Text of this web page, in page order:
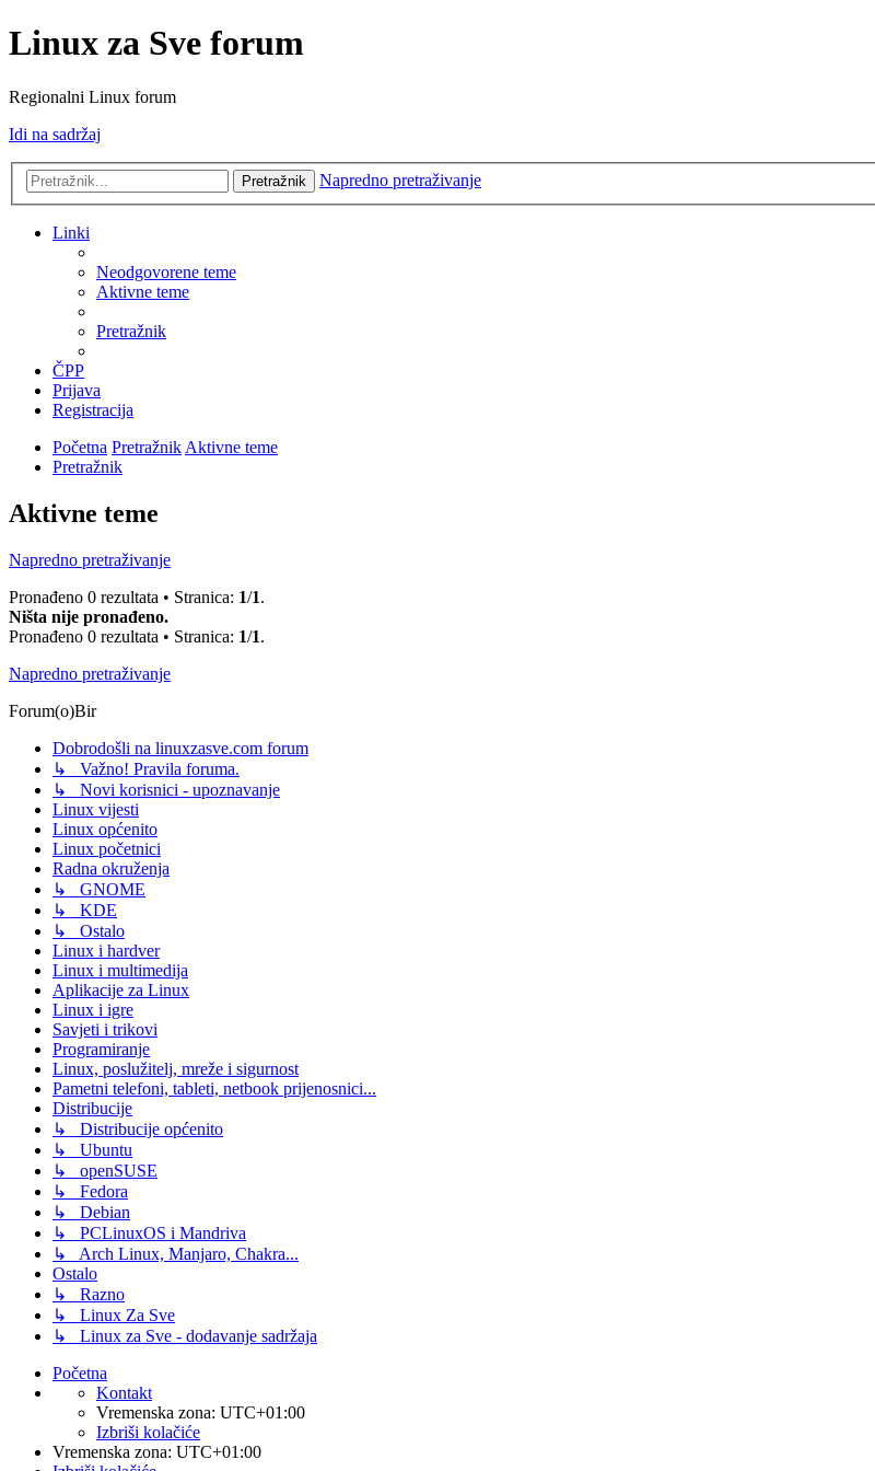
Linux za Sve forum
Regionalni Linux forum
Idi na sadržaj
Pretražnik Napredno pretraživanje
Linki
Neodgovorene teme
Aktivne teme
Pretražnik
ČPP
Prijava
Registracija
Početna PretražnikAktivne teme
Pretražnik
Aktivne teme
Napredno pretraživanje
Pronađeno 0 rezultata • Stranica: 1/1.
Ništa nije pronađeno.
Pronađeno 0 rezultata • Stranica: 1/1.
Napredno pretraživanje
Forum(o)Bir
Dobrodošli na linuxzasve.com forum
↳ Važno! Pravila foruma.
↳ Novi korisnici - upoznavanje
Linux vijesti
Linux općenito
Linux početnici
Radna okruženja
↳ GNOME
↳ KDE
↳ Ostalo
Linux i hardver
Linux i multimedija
Aplikacije za Linux
Linux i igre
Savjeti i trikovi
Programiranje
Linux, poslužitelj, mreže i sigurnost
Pametni telefoni, tableti, netbook prijenosnici...
Distribucije
↳ Distribucije općenito
↳ Ubuntu
↳ openSUSE
↳ Fedora
↳ Debian
↳ PCLinuxOS i Mandriva
↳ Arch Linux, Manjaro, Chakra...
Ostalo
↳ Razno
↳ Linux Za Sve
↳ Linux za Sve - dodavanje sadržaja
Početna
Kontakt
Vremenska zona: UTC+01:00
Izbriši kolačiće
Vremenska zona: UTC+01:00